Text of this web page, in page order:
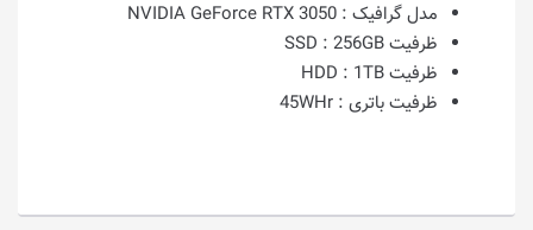
مدل گرافیک : NVIDIA GeForce RTX 3050
ظرفیت SSD :256GB
ظرفیت HDD :1TB
ظرفیت باتری : 45WHr